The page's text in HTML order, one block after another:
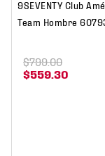
9SEVENTY Club
Team Hombre
$559 30
$799.00